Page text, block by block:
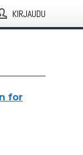
KIRJAUDU
for